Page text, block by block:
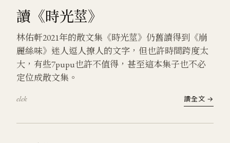
讀《時光莖》
林佑軒2021年的散文集《時光莖》仍舊讀得到《崩
麗絲味》迷人逗人撩人的文字，但也許時間跨度太
大，有些7pupu也許不值得，甚至這本集子也不必
定位成散文集。
elek 讀全文 →